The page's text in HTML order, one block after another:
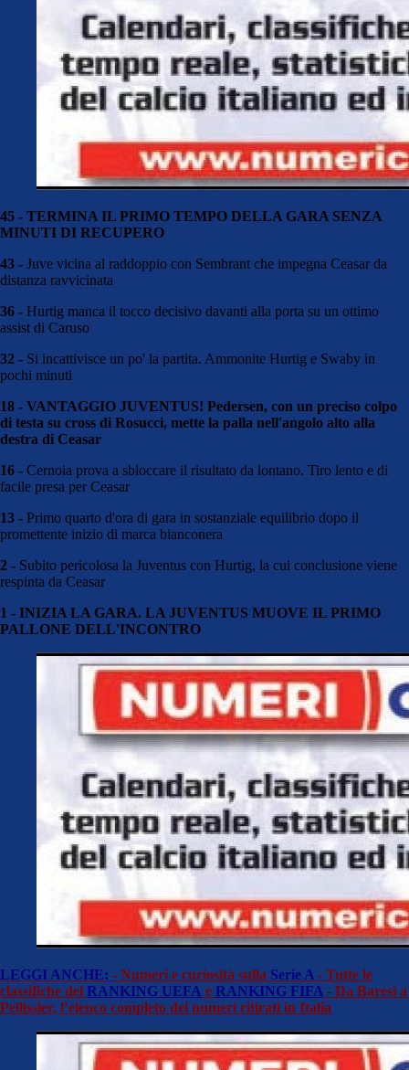
45 - TERMINA IL PRIMO TEMPO DELLA GARA SENZA
MINUTI DI RECUPERO
43 - Juve vicina al raddoppio con Sembrant che impegna Ceasar da
distanza ravvicinata
36 - Hurtig manca il tocco decisivo davanti alla porta su un ottimo
assist di Caruso
32 - Si incattivisce un po' la partita. Ammonite Hurtig e Swaby in
pochi minuti
18 - VANTAGGIO JUVENTUS! Pedersen, con un preciso colpo
di testa su cross di Rosucci, mette la palla nell'angolo alto alla
destra di Ceasar
16 - Cernoia prova a sbloccare il risultato da lontano. Tiro lento e di
facile presa per Ceasar
13 - Primo quarto d'ora di gara in sostanziale equilibrio dopo il
promettente inizio di marca bianconera
2 - Subito pericolosa la Juventus con Hurtig, la cui conclusione viene
respinta da Ceasar
1 - INIZIA LA GARA. LA JUVENTUS MUOVE IL PRIMO
PALLONE DELL'INCONTRO
LEGGI ANCHE: - Numeri e curiosità sulla Serie A - Tutte le
classifiche del RANKING UEFA e RANKING FIFA - Da Baresi a
Pellissier, l’elenco completo dei numeri ritirati in Italia